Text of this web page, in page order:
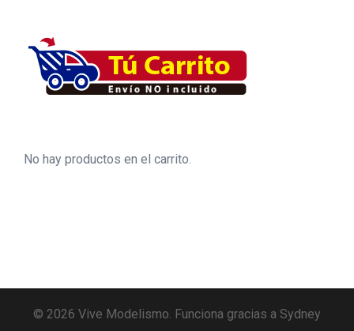
No hay productos en el carrito.
© 2026 Vive Modelismo. Funciona gracias a Sydney